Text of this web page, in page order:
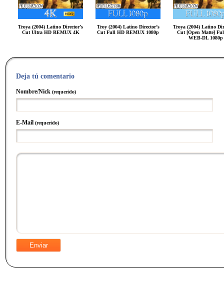
Troya (2004) Latino Director’s
Cut Ultra HD REMUX 4K
Troy (2004) Latino Director’s
Cut Full HD REMUX 1080p
Troya (2004) Latino
Cut [Open Matte]
WEB-DL 1080p
Deja tú comentario
Nombre/Nick (requerido)
E-Mail (requerido)